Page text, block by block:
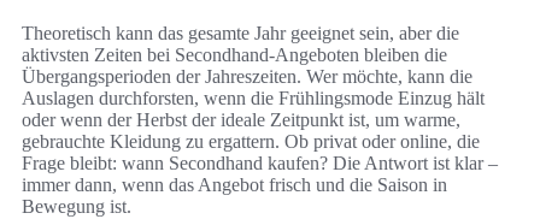
Theoretisch kann das gesamte Jahr geeignet sein, aber die
aktivsten Zeiten bei Secondhand-Angeboten bleiben die
Übergangsperioden der Jahreszeiten. Wer möchte, kann die
Auslagen durchforsten, wenn die Frühlingsmode Einzug hält
oder wenn der Herbst der ideale Zeitpunkt ist, um warme,
gebrauchte Kleidung zu ergattern. Ob privat oder online, die
Frage bleibt: wann Secondhand kaufen? Die Antwort ist klar –
immer dann, wenn das Angebot frisch und die Saison in
Bewegung ist.